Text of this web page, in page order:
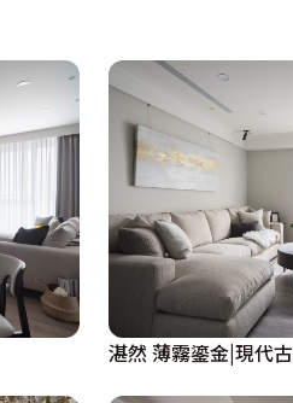
湛然 薄霧鎏金|現代